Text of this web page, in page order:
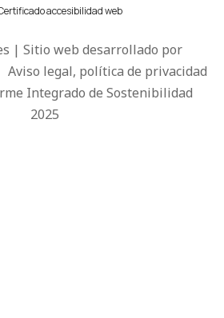
accesibilidad web
| Sitio web desarrollado por
Aviso legal, política de privacidad
Integrado de Sostenibilidad
2025